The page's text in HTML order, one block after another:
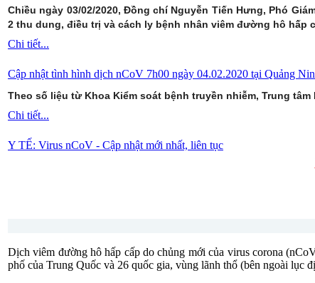
Chiều ngày 03/02/2020, Đồng chí Nguyễn Tiến Hưng, Phó
2 thu dung, điều trị và cách ly bệnh nhân viêm đường hô hấp
Chi tiết...
Cập nhật tình hình dịch nCoV 7h00 ngày 04.02.2020 tại Quảng
Theo số liệu từ Khoa Kiểm soát bệnh truyền nhiễm, Trung
Chi tiết...
Y TẾ: Virus nCoV - Cập nhật mới nhất, liên tục
Dịch viêm đường hô hấp cấp do chủng mới của virus corona
phố của Trung Quốc và 26 quốc gia, vùng lãnh thổ (bên ngoài lục